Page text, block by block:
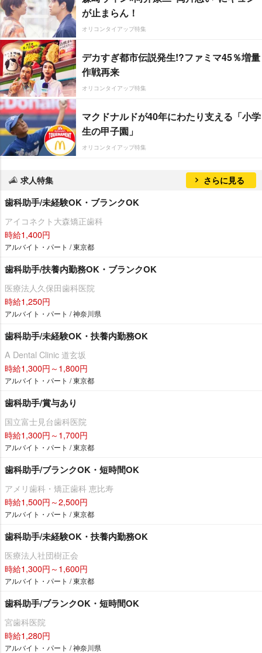
が止まらん！
オリコンタイアップ特集
デカすぎ都市伝説発生!?ファミマ45％増量
作戦再来
オリコンタイアップ特集
マクドナルドが40年にわたり支える「小学
生の甲子園」
オリコンタイアップ特集
求人特集 さらに見る
歯科助手/未経験OK・ブランクOK
アイコネクト大森矯正歯科
時給1,400円
アルバイト・パート / 東京都
歯科助手/扶養内勤務OK・ブランクOK
医療法人久保田歯科医院
時給1,250円
アルバイト・パート / 神奈川県
歯科助手/未経験OK・扶養内勤務OK
A Dental Clinic 道玄坂
時給1,300円～1,800円
アルバイト・パート / 東京都
歯科助手/賞与あり
国立富士見台歯科医院
時給1,300円～1,700円
アルバイト・パート / 東京都
歯科助手/ブランクOK・短時間OK
アメリ歯科・矯正歯科 恵比寿
時給1,500円～2,500円
アルバイト・パート / 東京都
歯科助手/未経験OK・扶養内勤務OK
医療法人社団樹正会
時給1,300円～1,600円
アルバイト・パート / 東京都
歯科助手/ブランクOK・短時間OK
宮歯科医院
時給1,280円
アルバイト・パート / 神奈川県